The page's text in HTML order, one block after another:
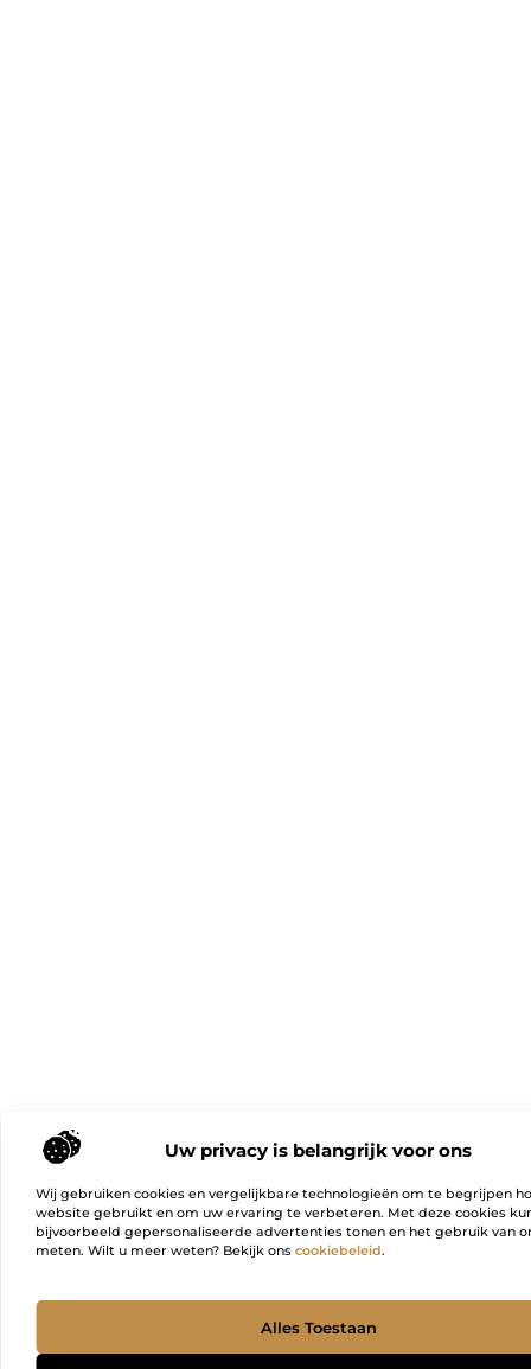
Uw privacy is belangrijk voor ons
Wij gebruiken cookies en vergelijkbare technologieën om te begrijpen
website gebruikt en om uw ervaring te verbeteren. Met deze cookies
bijvoorbeeld gepersonaliseerde advertenties tonen en het gebruik van
meten. Wilt u meer weten? Bekijk ons cookiebeleid.
Alles Toestaan